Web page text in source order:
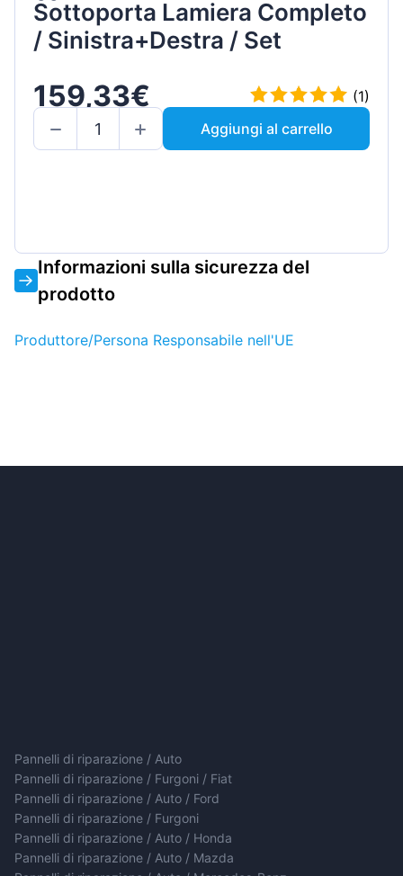
Sottoporta Lamiera Completo
/ Sinistra+Destra / Set
159,33€
(1)
Aggiungi al carrello
Informazioni sulla sicurezza del
prodotto
Produttore/Persona Responsabile nell'UE
Pannelli di riparazione / Auto
Pannelli di riparazione / Furgoni / Fiat
Pannelli di riparazione / Auto / Ford
Pannelli di riparazione / Furgoni
Pannelli di riparazione / Auto / Honda
Pannelli di riparazione / Auto / Mazda